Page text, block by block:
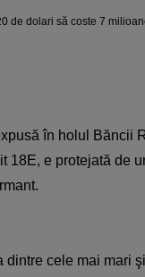
în holul Băncii
18E, e protejată de
cele mai mari